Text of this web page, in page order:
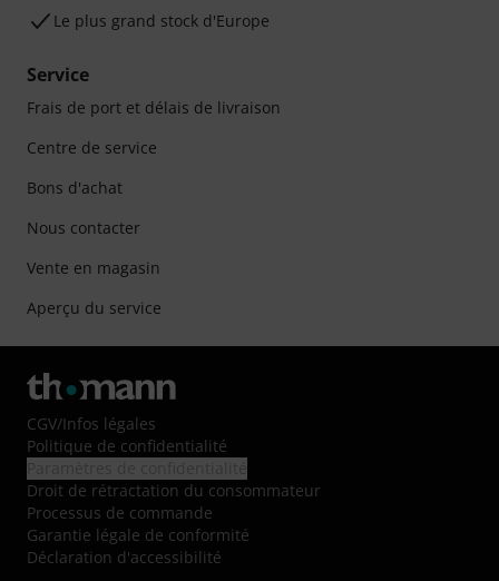
Le plus grand stock d'Europe
Service
Frais de port et délais de livraison
Centre de service
Bons d'achat
Nous contacter
Vente en magasin
Aperçu du service
CGV/Infos légales
Politique de confidentialité
Droit de rétractation du consommateur
Processus de commande
Garantie légale de conformité
Déclaration d'accessibilité